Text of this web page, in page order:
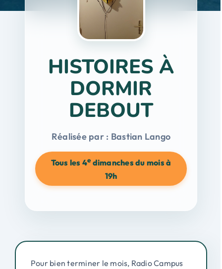
HISTOIRES À
DORMIR
DEBOUT
Réalisée par : Bastian Lango
Tous les 4edimanches du mois à
19h
Pour bien terminer le mois, Radio Campus